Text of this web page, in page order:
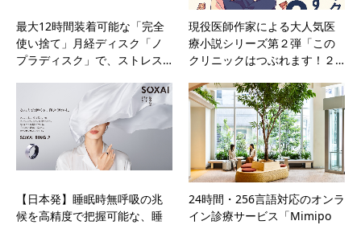
最大12時間装着可能な「完全
使い捨て」月経ディスク「ノ
プラディスク」で、ストレス…
現役医師作家による大人気医
療小説シリーズ第２弾「この
クリニックはつぶれます！２…
【日本発】睡眠時無呼吸の兆
候を高精度で把握可能な、睡
24時間・256言語対応のオンラ
イン診療サービス「Mimipo